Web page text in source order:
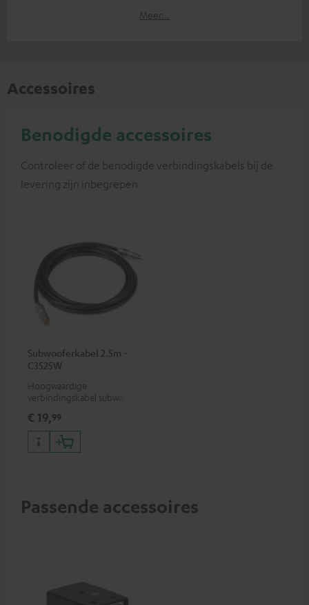
Meer...
Accessoires
Benodigde accessoires
Controleer of de benodigde verbindingskabels bij de
levering zijn inbegrepen
Subwooferkabel 2.5m -
C3525W
Hoogwaardige
verbindingskabel subwoofer
€ 19,99
Passende accessoires